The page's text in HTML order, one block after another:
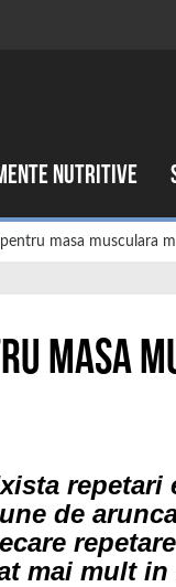
nutritive
masa musculara
masa
repetari
de
mai mult in